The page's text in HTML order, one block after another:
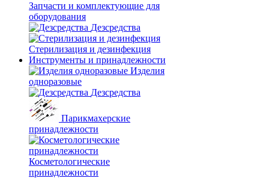
Запчасти и комплектующие для
оборудования
Дезсредства
Стерилизация и дезинфекция
Инструменты и принадлежности
Изделия
одноразовые
Дезсредства
Парикмахерские
принадлежности
Косметологические
принадлежности